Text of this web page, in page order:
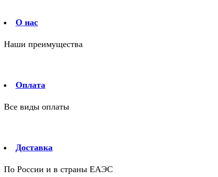
О нас
Наши преимущества
Оплата
Все виды оплаты
Доставка
По России и в страны ЕАЭС